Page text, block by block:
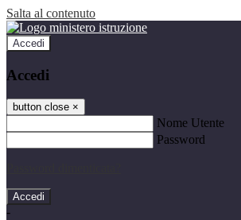
Salta al contenuto
Accedi
Accedi
button close ×
Nome Utente
Password
-